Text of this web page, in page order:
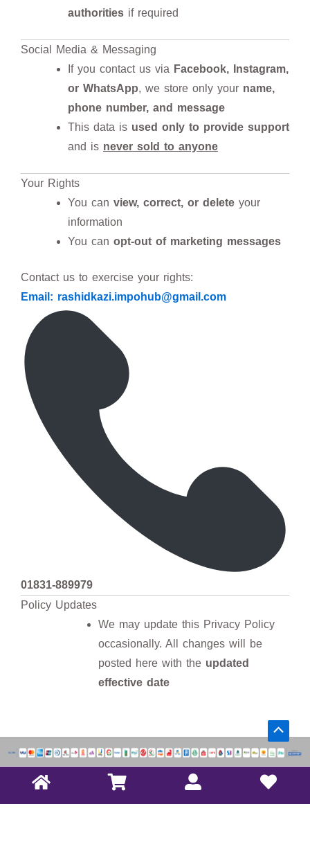
authorities if required
Social Media & Messaging
If you contact us via Facebook, Instagram,
or WhatsApp, we store only your name,
phone number, and message
This data is used only to provide support
and is never sold to anyone
Your Rights
You can view, correct, or delete your
information
You can opt-out of marketing messages
Contact us to exercise your rights:
Email: rashidkazi.impohub@gmail.com
01831-889979
Policy Updates
We may update this Privacy Policy
occasionally. All changes will be
posted here with the updated
effective date
About us Privacy Policy Terms & Conditions
Return Policy
to